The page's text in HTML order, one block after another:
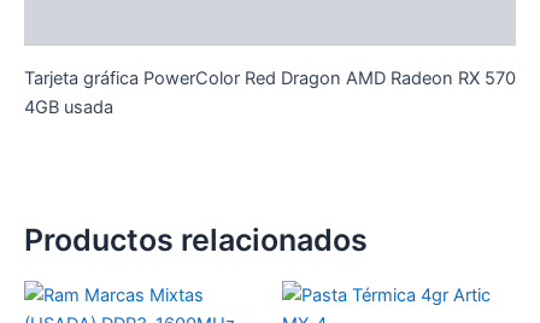
Tarjeta gráfica PowerColor Red Dragon AMD Radeon RX 570
4GB usada
Productos relacionados